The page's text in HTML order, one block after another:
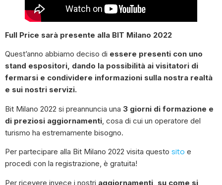
Full Price sarà presente alla BIT Milano 2022
Quest’anno abbiamo deciso di essere presenti con uno
stand espositori, dando la possibilità ai visitatori di
fermarsi e condividere informazioni sulla nostra realtà
e sui nostri servizi.
Bit Milano 2022 si preannuncia una 3 giorni di formazione e
di preziosi aggiornamenti, cosa di cui un operatore del
turismo ha estremamente bisogno.
Per partecipare alla Bit Milano 2022 visita questo sito e
procedi con la registrazione, è gratuita!
Per ricevere invece i nostri aggiornamenti, su come si